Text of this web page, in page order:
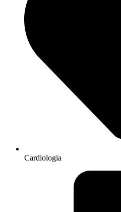
Cardiologia